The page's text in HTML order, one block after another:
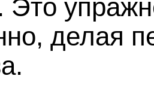
Это
делая